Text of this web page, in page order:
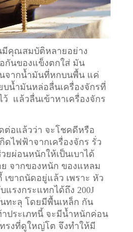
มีคุณสมบัติหลายอย่าง
กันของแข็งตกใส่ มัน
จากน้ำมันที่หกบนพื้น แค่
บน้ำมันหล่อลื่นเครื่องจักรที่
แล้วลื่นเข้าหาเครื่องจักร
ต่อแล้วว่า จะโชคดีหรือ
ดไฟฟ้าจากเครื่องจักร รั่ว
ยผ่อนหนักให้เป็นเบาได้
จากของหนัก ของแหลม
เขาถนัดอยู่แล้ว เพราะ หัว
แรงกระแทกได้ถึง 200J
ทะลุ โดยมีพื้นเหล็ก กัน
าประเภทนี้ จะมีน้ำหนักค่อน
รงที่ดูใหญ่โต จึงทำให้มี